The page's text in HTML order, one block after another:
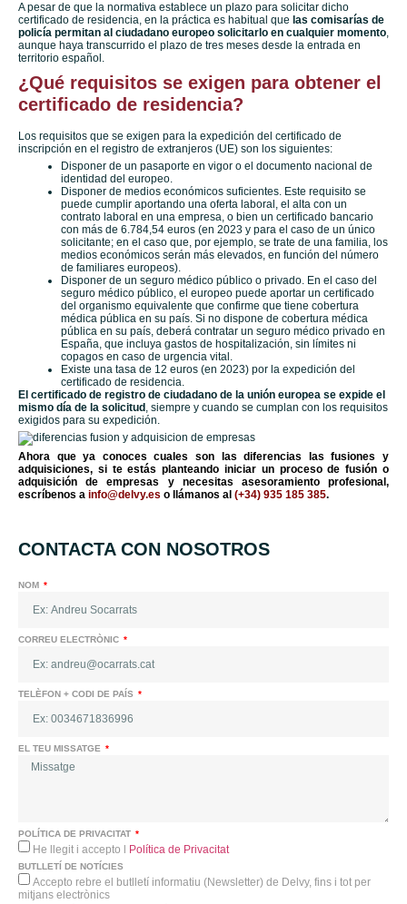
A pesar de que la normativa establece un plazo para solicitar dicho
certificado de residencia, en la práctica es habitual que las comisarías de
policía permitan al ciudadano europeo solicitarlo en cualquier momento,
aunque haya transcurrido el plazo de tres meses desde la entrada en
territorio español.
¿Qué requisitos se exigen para obtener el
certificado de residencia?
Los requisitos que se exigen para la expedición del certificado de
inscripción en el registro de extranjeros (UE) son los siguientes:
Disponer de un pasaporte en vigor o el documento nacional de
identidad del europeo.
Disponer de medios económicos suficientes. Este requisito se
puede cumplir aportando una oferta laboral, el alta con un
contrato laboral en una empresa, o bien un certificado bancario
con más de 6.784,54 euros (en 2023 y para el caso de un único
solicitante; en el caso que, por ejemplo, se trate de una familia, los
medios económicos serán más elevados, en función del número
de familiares europeos).
Disponer de un seguro médico público o privado. En el caso del
seguro médico público, el europeo puede aportar un certificado
del organismo equivalente que confirme que tiene cobertura
médica pública en su país. Si no dispone de cobertura médica
pública en su país, deberá contratar un seguro médico privado en
España, que incluya gastos de hospitalización, sin límites ni
copagos en caso de urgencia vital.
Existe una tasa de 12 euros (en 2023) por la expedición del
certificado de residencia.
El certificado de registro de ciudadano de la unión europea se expide el
mismo día de la solicitud , siempre y cuando se cumplan con los requisitos
exigidos para su expedición.
Ahora que ya conoces cuales son las diferencias las fusiones y
adquisiciones, si te estás planteando iniciar un proceso de fusión o
adquisición de empresas y necesitas asesoramiento profesional,
escríbenos a info@delvy.es o llámanos al (+34) 935 185 385.
CONTACTA CON NOSOTROS
NOM
CORREU ELECTRÒNIC
TELÈFON + CODI DE PAÍS
EL TEU MISSATGE
POLÍTICA DE PRIVACITAT
He llegit i accepto l Política de Privacitat
BUTLLETÍ DE NOTÍCIES
Accepto rebre el butlletí informatiu (Newsletter) de Delvy, fins i tot per
mitjans electrònics